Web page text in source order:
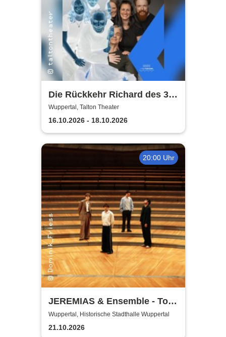
Die Rückkehr Richard des 3.
mit dem Zug
Wuppertal, Talton Theater
16.10.2026 - 18.10.2026
20:00 Uhr
JEREMIAS & Ensemble - Tour
2026
Wuppertal, Historische Stadthalle Wuppertal
21.10.2026